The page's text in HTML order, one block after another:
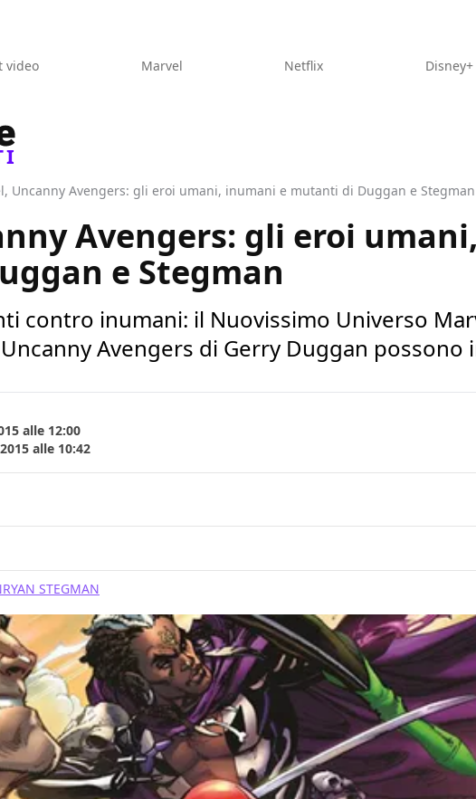
video Marvel Netflix Disney+
Uncanny Avengers: gli eroi umani, inumani e mutanti di Duggan e Stegman
Avengers: gli eroi
e Stegman
contro inumani: il Nuovissimo Universo
Avengers di Gerry Duggan possono
alle 12:00
alle 10:42
RYAN STEGMAN